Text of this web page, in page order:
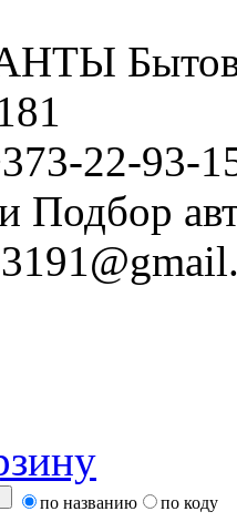
22-93-
Подбор
по названию по коду